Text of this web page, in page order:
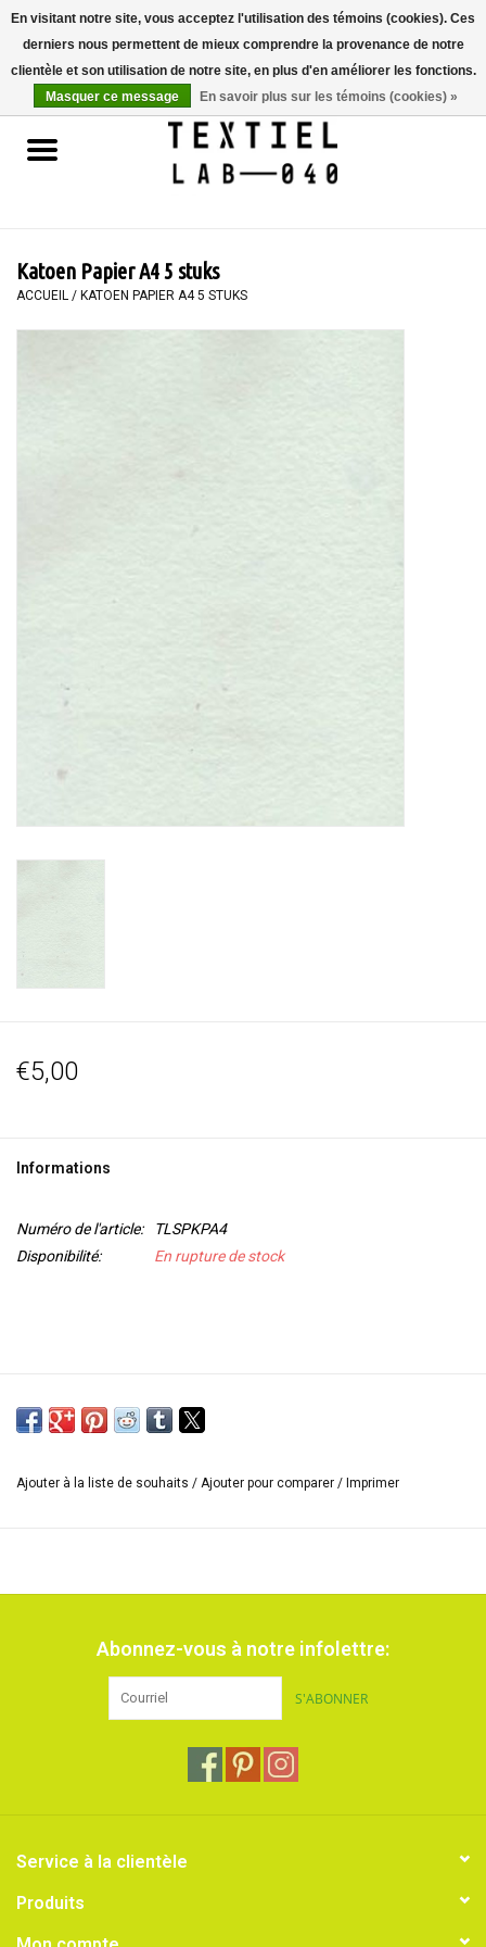
Accueil
LIVRES
PEINTURE
Katoen Papier A4 5 stuks
ACCUEIL / KATOEN PAPIER A4 5 STUKS
€5,00
Informations
Numéro de l'article:
TLSPKPA4
Disponibilité:
En rupture de stock
Ajouter à la liste de souhaits / Ajouter pour comparer / Imprimer
Abonnez-vous à notre infolettre:
S'ABONNER
Service à la clientèle
Produits
En visitant notre site, vous acceptez l'utilisation des témoins (cookies). Ces
derniers nous permettent de mieux comprendre la provenance de notre
clientèle et son utilisation de notre site, en plus d'en améliorer les fonctions.
Masquer ce message
En savoir plus sur les témoins (cookies) »